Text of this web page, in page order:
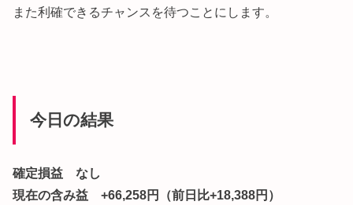
また利確できるチャンスを待つことにします。
今日の結果
確定損益 なし
現在の含み益 +66,258円（前日比+18,388円）